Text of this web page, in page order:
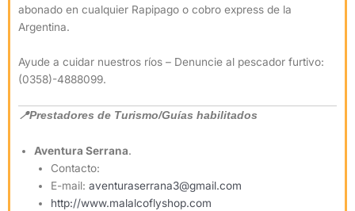
abonado en cualquier Rapipago o cobro express de la
Argentina.
Ayude a cuidar nuestros ríos – Denuncie al pescador furtivo:
(0358)-4888099.
📍Prestadores de Turismo/Guías habilitados
Aventura Serrana.
Contacto:
E-mail: aventuraserrana3@gmail.com
http://www.malalcoflyshop.com